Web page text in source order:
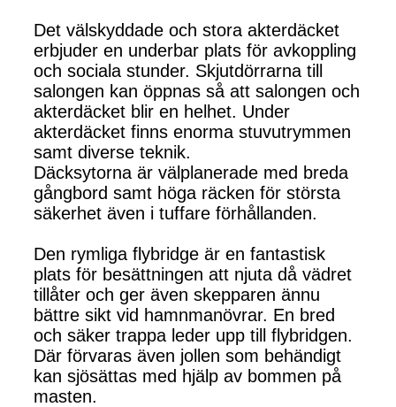
Det välskyddade och stora akterdäcket
erbjuder en underbar plats för avkoppling
och sociala stunder. Skjutdörrarna till
salongen kan öppnas så att salongen och
akterdäcket blir en helhet. Under
akterdäcket finns enorma stuvutrymmen
samt diverse teknik.
Däcksytorna är välplanerade med breda
gångbord samt höga räcken för största
säkerhet även i tuffare förhållanden.
Den rymliga flybridge är en fantastisk
plats för besättningen att njuta då vädret
tillåter och ger även skepparen ännu
bättre sikt vid hamnmanövrar. En bred
och säker trappa leder upp till flybridgen.
Där förvaras även jollen som behändigt
kan sjösättas med hjälp av bommen på
masten.